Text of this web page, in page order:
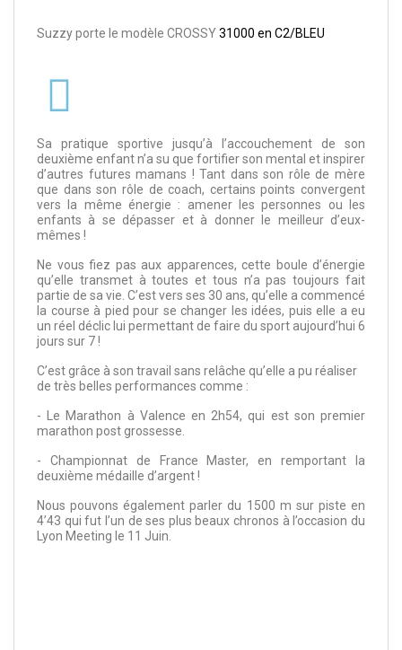
Suzzy porte le modèle CROSSY31000 en C2/BLEU
Sa pratique sportive jusqu’à l’accouchement de son
deuxième enfant n’a su que fortifier son mental et inspirer
d’autres futures mamans ! Tant dans son rôle de mère
que dans son rôle de coach, certains points convergent
vers la même énergie : amener les personnes ou les
enfants à se dépasser et à donner le meilleur d’eux-
mêmes !
Ne vous fiez pas aux apparences, cette boule d’énergie
qu’elle transmet à toutes et tous n’a pas toujours fait
partie de sa vie. C’est vers ses 30 ans, qu’elle a commencé
la course à pied pour se changer les idées, puis elle a eu
un réel déclic lui permettant de faire du sport aujourd’hui 6
jours sur 7 !
C’est grâce à son travail sans relâche qu’elle a pu réaliser
de très belles performances comme :
- Le Marathon à Valence en 2h54, qui est son premier
marathon post grossesse.
- Championnat de France Master, en remportant la
deuxième médaille d’argent !
Nous pouvons également parler du 1500 m sur piste en
4’43 qui fut l’un de ses plus beaux chronos à l’occasion du
Lyon Meeting le 11 Juin.